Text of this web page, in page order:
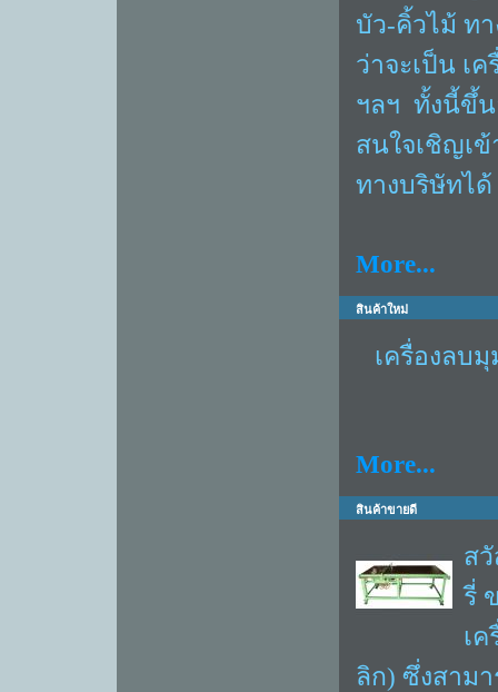
บัว-คิ้วไม้ ท
ว่าจะเป็น เค
ฯลฯ ทั้งนี้ขึ้น
สนใจเชิญเ
ทางบริษัทได้
More...
สินค้าใหม่
เครื่องลบ
More...
สินค้าขายดี
ส
รี่
เ
ลิก) ซึ่งสาม